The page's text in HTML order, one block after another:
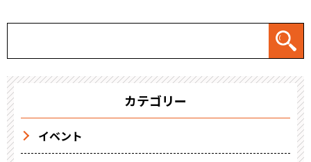
カテゴリー
イベント